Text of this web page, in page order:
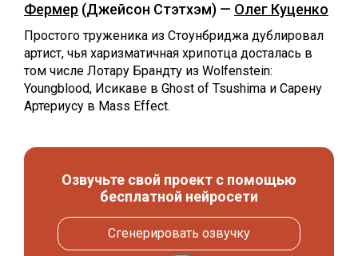
Фермер (Джейсон Стэтхэм) — Олег Куценко
Простого труженика из Стоунбриджа дублировал
артист, чья харизматичная хрипотца досталась в
том числе Лотару Брандту из Wolfenstein:
Youngblood, Исикаве в Ghost of Tsushima и Сарену
Артериусу в Mass Effect.
Озвучьте свой проект с помощью
бесплатной нейросети
Сгенерировать озвучку